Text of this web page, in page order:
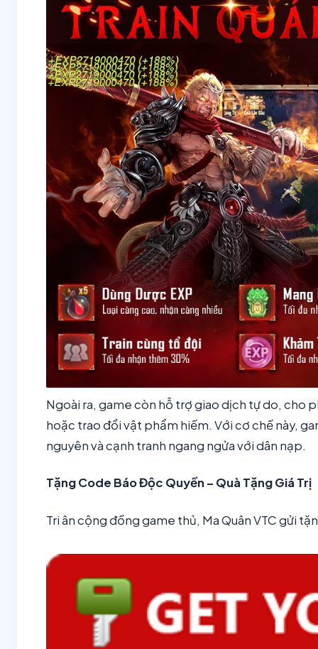
Ngoài ra, game còn hỗ trợ giao dịch tự do, cho
hoặc trao đổi vật phẩm hiếm. Với cơ chế này,
nguyên và cạnh tranh ngang ngửa với dân nạp.
Tặng Code Báo Độc Quyền – Quà Tặng Giá Trị
Tri ân cộng đồng game thủ, Ma Quân VTC gửi